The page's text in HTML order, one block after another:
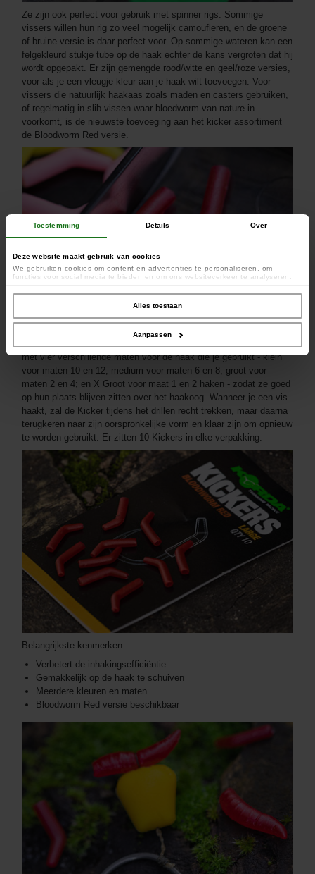
Toestemming Details Over
Deze website maakt gebruik van cookies
We gebruiken cookies om content en advertenties te personaliseren, om
functies voor social media te bieden en om ons websiteverkeer te analyseren.
social media, adverteren en analyse. Deze partners kunnen deze gegevens
combineren met andere informatie die u aan ze heeft verstrekt of die ze hebben
verzameld op basis van uw gebruik van hun services.
Alles toestaan
Aanpassen
Ze zijn ook perfect voor gebruik met spinner rigs. Sommige
vissers willen hun rig zo veel mogelijk camoufleren, en de groene
of bruine versie is daar perfect voor. Op sommige wateren kan een
felgekleurd stukje tube op de haak echter de kans vergroten dat hij
wordt opgepakt. Er zijn gemengde rood/witte en geel/roze versies,
voor als je een vleugje kleur aan je haak wilt toevoegen. Voor
vissers die natuurlijk haakaas zoals maden en casters gebruiken,
of regelmatig in slib vissen waar bloedworm van nature in
voorkomt, is de nieuwste toevoeging aan het kicker assortiment
de Bloodworm Red versie.
met vier verschillende maten voor de haak die je gebruikt - klein
voor maten 10 en 12; medium voor maten 6 en 8; groot voor
maten 2 en 4; en X Groot voor maat 1 en 2 haken - zodat ze goed
op hun plaats blijven zitten over het haakoog. Wanneer je een vis
haakt, zal de Kicker tijdens het drillen recht trekken, maar daarna
terugkeren naar zijn oorspronkelijke vorm en klaar zijn om opnieuw
te worden gebruikt. Er zitten 10 Kickers in elke verpakking.
Belangrijkste kenmerken:
Verbetert de inhakingsefficiëntie
Gemakkelijk op de haak te schuiven
Meerdere kleuren en maten
Bloodworm Red versie beschikbaar